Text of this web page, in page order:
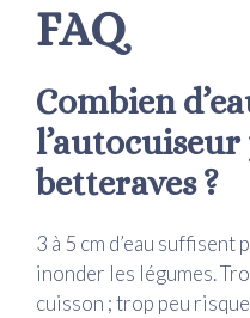
FAQ
Combien
betteraves ?
3 à 5 cm d’eau suffisent
inonder les légumes.
cuisson ; trop peu